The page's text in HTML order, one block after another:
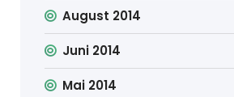
August 2014
Juni 2014
Mai 2014